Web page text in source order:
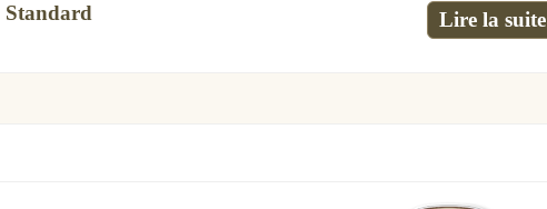
Standard Lire la suite